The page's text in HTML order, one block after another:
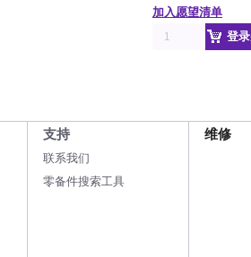
加入愿望清单
登
支持
联系我们
零备件搜索工具
维修